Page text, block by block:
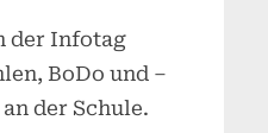
der Infotag
BoDo und –
der Schule.